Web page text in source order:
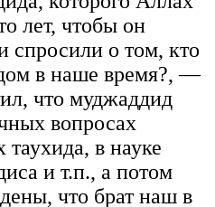
лет, чтобы он
спросили о том, кто
в наше время?, —
что муджаддид
вопросах
таухида, в науке
и т.п., а потом
что брат наш в